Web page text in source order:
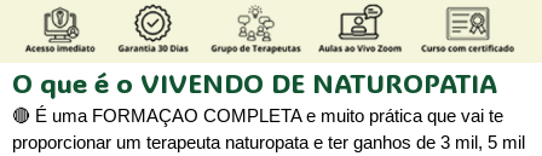
O que é o VIVENDO DE NATUROPATIA
🔴 É uma FORMAÇAO COMPLETA e muito prática que vai te
proporcionar um terapeuta naturopata e ter ganhos de 3 mil, 5 mil